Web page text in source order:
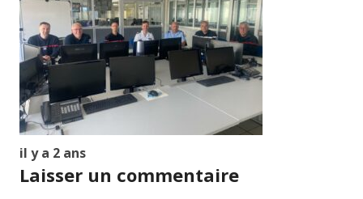
il y a 2 ans
Laisser un commentaire